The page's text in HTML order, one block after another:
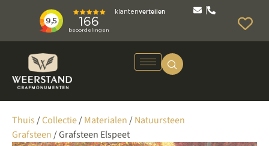
Thuis/Collectie/Materialen/Natuursteen
Grafsteen/ Grafsteen Elspeet